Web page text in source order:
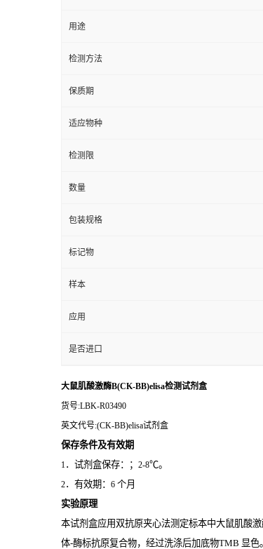
用途
检测方法
保质期
适应物种
检测限
数量
包装规格
标记物
样本
应用
是否进口
大鼠肌酸激酶B(CK-BB)elisa检测试剂盒
货号:LBK-R03490
英文代号:(CK-BB)elisa试剂盒
保存条件及有效期
1．试剂盒保存：； 2-8℃。
2．有效期： 6 个月
实验原理
本试剂盒应用双抗原夹心法测定标本中大鼠肌酸
体-酶标抗原复合物，经过洗涤后加底物TMB 显色。